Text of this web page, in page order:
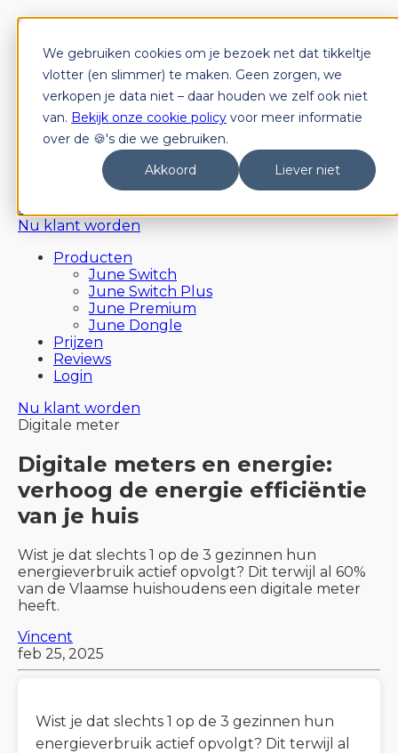
We gebruiken cookies om je bezoek net dat tikkeltje
vlotter (en slimmer) te maken. Geen zorgen, we
verkopen je data niet – daar houden we zelf ook niet
van. Bekijk onze cookie policy voor meer informatie
over de 🍪's die we gebruiken.
Akkoord
Liever niet
Producten
June Switch
June Switch Plus
June Premium
June Dongle
Prijzen
Reviews
Nu klant worden
Nu klant worden
Producten
June Switch
June Switch Plus
June Premium
June Dongle
Prijzen
Reviews
Login
Nu klant worden
Digitale meter
Digitale meters en energie:
verhoog de energie efficiëntie
van je huis
Wist je dat slechts 1 op de 3 gezinnen hun
energieverbruik actief opvolgt? Dit terwijl al 60%
van de Vlaamse huishoudens een digitale meter
heeft.
Vincent
feb 25, 2025
Wist je dat slechts 1 op de 3 gezinnen hun
energieverbruik actief opvolgt? Dit terwijl al